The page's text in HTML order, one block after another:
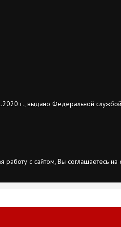
г., выдано Федеральной
работу с сайтом, Вы соглашаетесь